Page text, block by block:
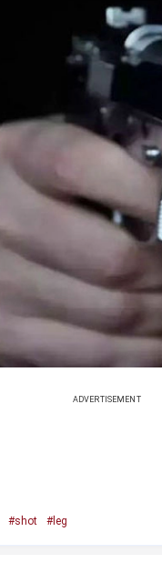
ADVERTISEMENT
#shot #leg